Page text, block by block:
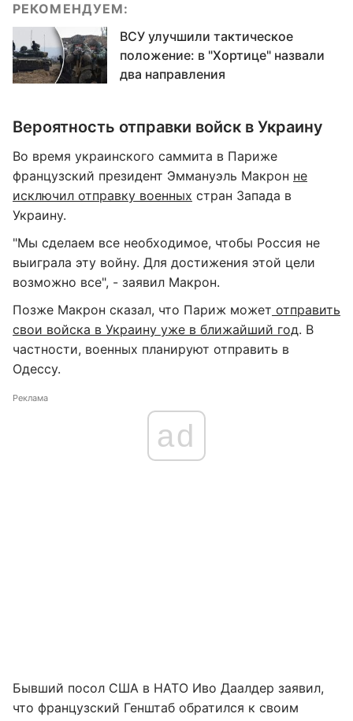
РЕКОМЕНДУЕМ:
ВСУ улучшили тактическое
положение: в "Хортице" назвали
два направления
Вероятность отправки войск в Украину
Во время украинского саммита в Париже
французский президент Эммануэль Макрон не
исключил отправку военных стран Запада в
Украину.
"Мы сделаем все необходимое, чтобы Россия не
выиграла эту войну. Для достижения этой цели
возможно все", - заявил Макрон.
Позже Макрон сказал, что Париж может отправить
свои войска в Украину уже в ближайший год. В
частности, военных планируют отправить в
Одессу.
Реклама
ad
Бывший посол США в НАТО Иво Даалдер заявил,
что французский Генштаб обратился к своим